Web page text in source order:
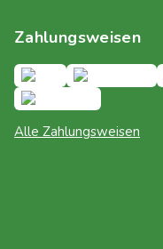
Zahlungsweisen
Alle Zahlungsweisen